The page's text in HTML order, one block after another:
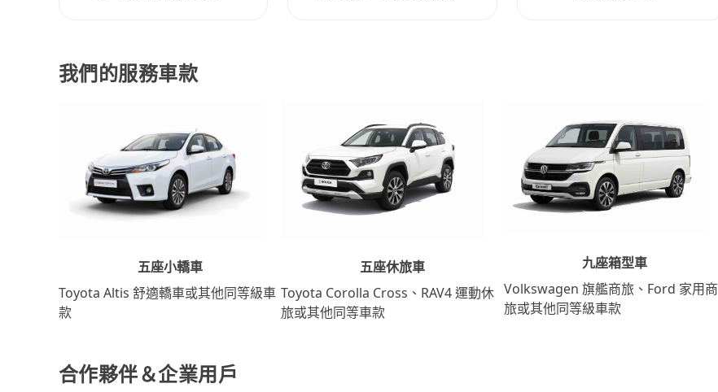
我們的服務車款
五座小轎車
Toyota Altis 舒適轎車或其他同等級車
款
五座休旅車
Toyota Corolla Cross、RAV4 運動休
旅或其他同等車款
九座箱型車
Volkswagen 旗艦商旅、Ford 家用商
旅或其他同等級車款
合作夥伴＆企業用戶